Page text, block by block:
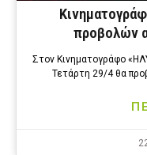
προβολών
Στον Κινηματογράφο
Τετάρτη 29/4 θα